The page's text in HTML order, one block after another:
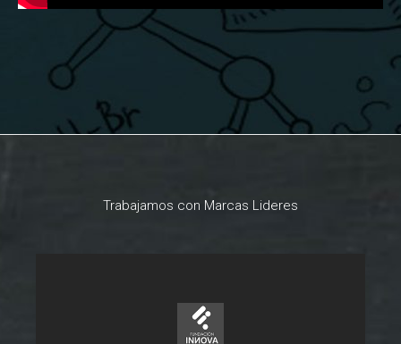
Trabajamos con Marcas Lideres